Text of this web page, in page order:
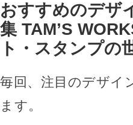
おすすめのデザ
集 TAM’S
ト・スタンプの
毎回、注目のデザイ
ます。